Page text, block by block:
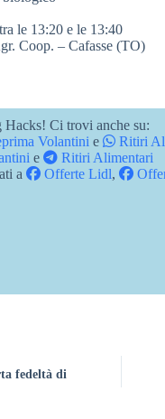
le 13:20 e le 13:40
Coop. – Cafasse (TO)
Ci trovi anche su:
Volantini e
Ritiri
e
Ritiri Alimentari
a Offerte Lidl,
fedeltà di